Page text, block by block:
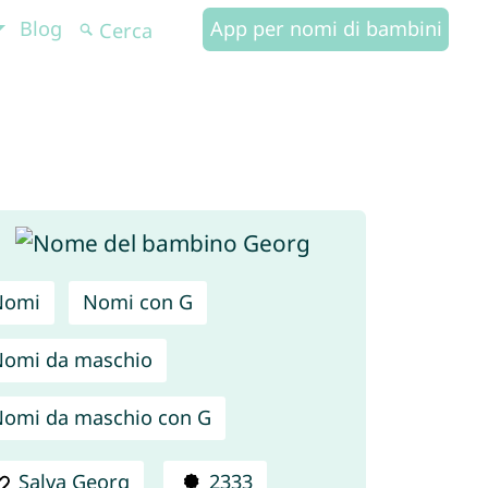
Blog App per nomi di bambini
Nomi con G
da maschio
da maschio con G
Salva Georg 2333